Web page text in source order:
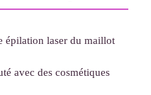
épilation laser du maillot
avec des cosmétiques